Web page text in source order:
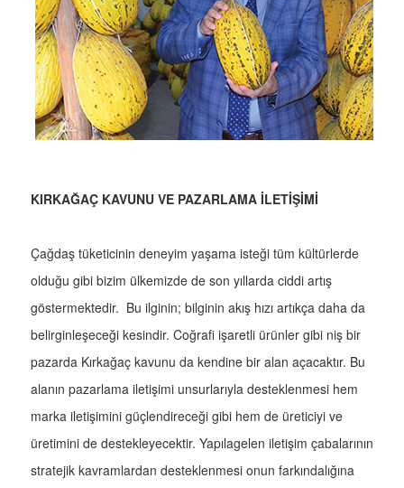
KIRKAĞAÇ KAVUNU VE PAZARLAMA İLETİŞİMİ
Çağdaş tüketicinin deneyim yaşama isteği tüm kültürlerde
olduğu gibi bizim ülkemizde de son yıllarda ciddi artış
göstermektedir. Bu ilginin; bilginin akış hızı artıkça daha da
belirginleşeceği kesindir. Coğrafi işaretli ürünler gibi niş bir
pazarda Kırkağaç kavunu da kendine bir alan açacaktır. Bu
alanın pazarlama iletişimi unsurlarıyla desteklenmesi hem
marka iletişimini güçlendireceği gibi hem de üreticiyi ve
üretimini de destekleyecektir. Yapılagelen iletişim çabalarının
stratejik kavramlardan desteklenmesi onun farkındalığına